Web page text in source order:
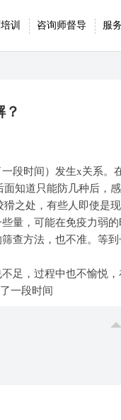
训 咨询师督导 服
？
段时间）发生x关系。
知道只能防几种后，
之处，有些人即使是
量，可能在免疫力弱
查方法，也不准。等
足，过程中也不愉悦
一段时间